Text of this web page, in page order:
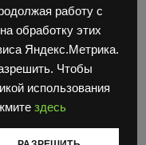
работу с
обработку этих
Яндекс.Метрика.
Чтобы
использования
здесь